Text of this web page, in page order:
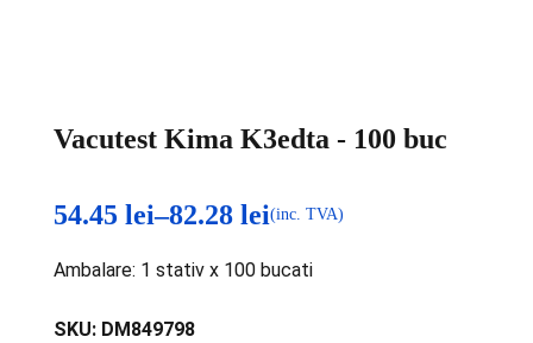
Vacutest Kima K3edta - 100 buc
54.45 lei–82.28 lei
de
prețuri:
(inc. TVA)
Ambalare: 1 stativ x 100 bucati
SKU: DM849798